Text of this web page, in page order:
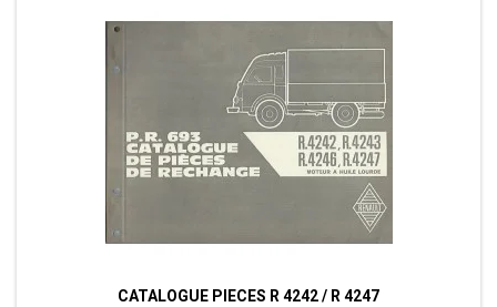
CATALOGUE PIECES R 4242 / R 4247